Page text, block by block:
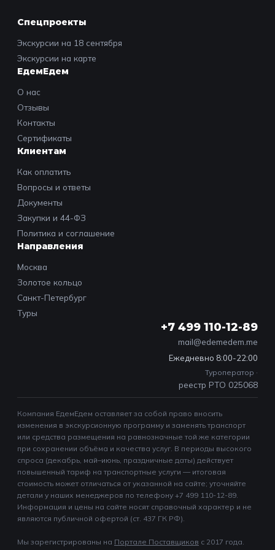
Спецпроекты
Экскурсии на 18 сентября
Экскурсии на карте
ЕдемЕдем
О нас
Отзывы
Контакты
Сертификаты
Клиентам
Как оплатить
Вопросы и ответы
Документы
Закупки и 44-ФЗ
Политика и соглашение
Направления
Москва
Золотое кольцо
Санкт-Петербург
Туры
+7 499 110-12-89
mail@edemedem.me
Ежедневно 8:00-22:00
Туроператор ·
реестр РТО 025068
Компания ЕдемЕдем оставляет за собой право вносить
изменения в экскурсионную программу и заменять транспорт
или средства размещения на равнозначные той же категории
при сохранении объёма и качества услуг. В периоды высокого
спроса (декабрь, май–июнь, праздничные даты) действует
повышенный тариф на транспортные услуги — итоговая
стоимость может отличаться от указанной на сайте; уточняйте
детали у наших менеджеров по телефону +7 499 110-12-89.
Информация и цены на сайте носят справочный характер и не
являются публичной офертой (ст. 437 ГК РФ).
Мы зарегистрированы на Портале Поставщиков c 2017 года.